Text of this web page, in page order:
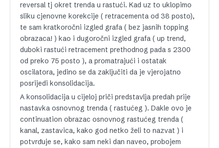
reversal tj okret trenda u rastući. Kad uz to uklopimo
sliku cjenovne korekcije ( retracementa od 38 posto),
te sam kratkoročni izgled grafa ( bez jasnih topping
obrazaca! ) kao i dugoročni izgled grafa ( up trend,
duboki rastući retracement prethodnog pada s 2300
od preko 75 posto ), a promatrajući i ostatak
oscilatora, jedino se da zaključiti da je vjerojatno
posrijedi konsolidacija.
A konsolidacija u cijeloj priči predstavlja predah prije
nastavka osnovnog trenda ( rastućeg ). Dakle ovo je
continuation obrazac osnovnog rastućeg trenda (
kanal, zastavica, kako god netko želi to nazvat ) i
potvrđuje se, kako sam neki dan naveo, probojem